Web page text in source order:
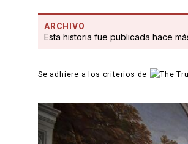
ARCHIVO
Esta historia fue publicada hace
Se adhiere a los criterios de